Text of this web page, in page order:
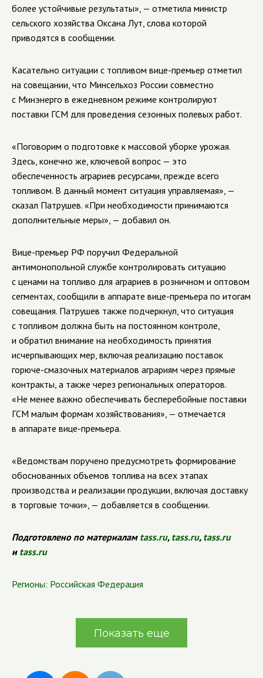
более устойчивые результаты», — отметила министр
сельского хозяйства Оксана Лут, слова которой
приводятся в сообщении.
Касательно ситуации с топливом вице-премьер отметил
на совещании, что Минсельхоз России совместно
с Минэнерго в ежедневном режиме контролируют
поставки ГСМ для проведения сезонных полевых работ.
«Поговорим о подготовке к массовой уборке урожая.
Здесь, конечно же, ключевой вопрос — это
обеспеченность аграриев ресурсами, прежде всего
топливом. В данный момент ситуация управляемая», —
сказал Патрушев. «При необходимости принимаются
дополнительные меры», — добавил он.
Вице-премьер РФ поручил Федеральной
антимонопольной службе контролировать ситуацию
с ценами на топливо для аграриев в розничном и оптовом
сегментах, сообщили в аппарате вице-премьера по итогам
совещания. Патрушев также подчеркнул, что ситуация
с топливом должна быть на постоянном контроле,
и обратил внимание на необходимость принятия
исчерпывающих мер, включая реализацию поставок
горюче-смазочных материалов аграриям через прямые
контракты, а также через региональных операторов.
«Не менее важно обеспечивать бесперебойные поставки
ГСМ малым формам хозяйствования», — отмечается
в аппарате вице-премьера.
«Ведомствам поручено предусмотреть формирование
обоснованных объемов топлива на всех этапах
производства и реализации продукции, включая доставку
в торговые точки», — добавляется в сообщении.
Подготовлено по материалам tass.ru, tass.ru, tass.ru
и tass.ru
Регионы: Российская Федерация
Показать еще